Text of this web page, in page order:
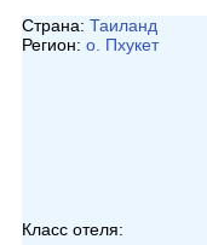
Страна: Таиланд
Регион: о. Пхукет
Класс отеля: